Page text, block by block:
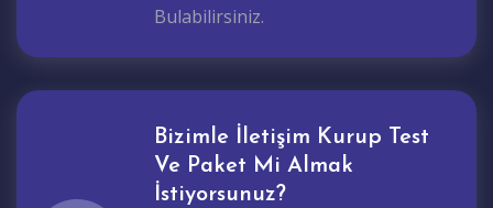
Bulabilirsiniz.
Bizimle İletişim Kurup Test
Ve Paket Mi Almak
İstiyorsunuz?